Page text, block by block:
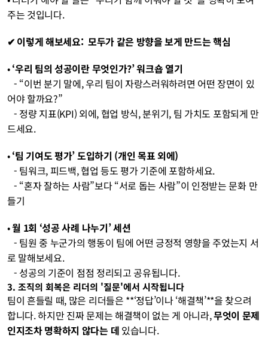
주는 것입니다.
✔ 이렇게 해보세요:  모두가 같은 방향을 보게 만드는 핵심
• ‘우리 팀의 성공이란 무엇인가?’ 워크숍 열기
   - “이번 분기 말에, 우리 팀이 자랑스러워하려면 어떤 장면이 있
어야 할까요?”
   - 정량 지표(KPI) 외에, 협업 방식, 분위기, 팀 가치도 포함되게 만
드세요.
• ‘팀 기여도 평가’ 도입하기 (개인 목표 외에)
   - 팀워크, 피드백, 협업 등도 평가 기준에 포함하세요.
   - “혼자 잘하는 사람”보다 “서로 돕는 사람”이 인정받는 문화 만
들기
• 월 1회 ‘성공 사례 나누기’ 세션
   - 팀원 중 누군가의 행동이 팀에 어떤 긍정적 영향을 주었는지 서
로 말해보세요.
   - 성공의 기준이 점점 정리되고 공유됩니다.
3. 조직의 회복은 리더의 '질문'에서 시작됩니다
팀이 흔들릴 때, 많은 리더들은 **‘정답’이나 ‘해결책’**을 찾으려
합니다. 하지만 진짜 문제는 해결책이 없는 게 아니라, 무엇이 문제
인지조차 명확하지 않다는 데 있습니다.